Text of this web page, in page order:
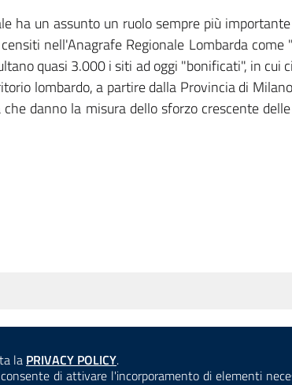
la Consulta la
PRIVACY POLICY.
di attivare l'incorporamento di elementi
ha un assunto un ruolo sempre più
nell'Anagrafe Regionale Lombarda
quasi 3.000 i siti ad oggi "bonificati", in cui
lombardo, a partire dalla Provincia di
danno la misura dello sforzo crescente
ACCESSIBILITÀ